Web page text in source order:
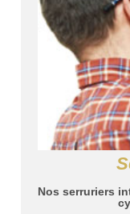
Nos serruriers